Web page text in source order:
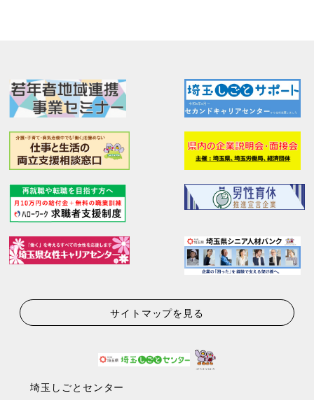
サイトマップを見る
埼玉しごとセンター